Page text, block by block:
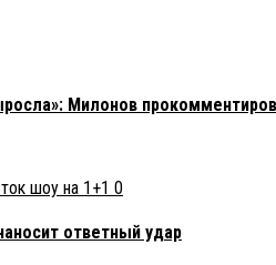
Милонов
0
ответный удар